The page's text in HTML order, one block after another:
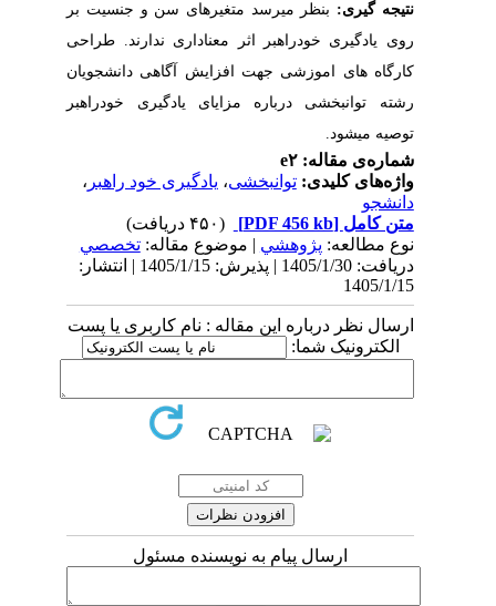
نتیجه گیری: بنظر میرسد متغیرهای سن و جنسیت بر
روی یادگیری خودراهبر اثر معناداری ندارند. طراحی
کارگاه های اموزشی جهت افزایش آگاهی دانشجویان
رشته توانبخشی درباره مزایای یادگیری خودراهبر
توصیه میشود.
شماره‌ی مقاله: e۲
واژه‌های کلیدی:توانبخشی،یادگیری خود راهبر،
دانشجو
متن کامل[PDF 456 kb]
نوع مطالعه:پژوهشي| موضوع مقاله:تخصصي
دریافت: 1405/1/30 | پذیرش: 1405/1/15 | انتشار:
1405/1/15
ارسال نظر درباره این مقاله : نام کاربری یا پست
الکترونیک شما:
ارسال پیام به نویسنده مسئول